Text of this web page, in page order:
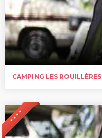
CAMPING LES ROUILLÈRES
* * * *